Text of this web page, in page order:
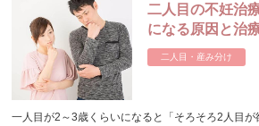
二人目の不妊治
になる原因と治
二人目・産み分け
一人目が2～3歳くらいになると「そろそろ2人目が